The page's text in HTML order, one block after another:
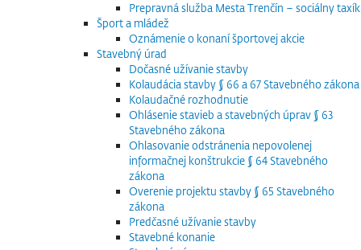
Prepravná služba Mesta Trenčín – sociálny taxík
Šport a mládež
Oznámenie o konaní športovej akcie
Stavebný úrad
Dočasné užívanie stavby
Kolaudácia stavby § 66 a 67 Stavebného zákona
Kolaudačné rozhodnutie
Ohlásenie stavieb a stavebných úprav § 63
Stavebného zákona
Ohlasovanie odstránenia nepovolenej
informačnej konštrukcie § 64 Stavebného
zákona
Overenie projektu stavby § 65 Stavebného
zákona
Predčasné užívanie stavby
Stavebné konanie